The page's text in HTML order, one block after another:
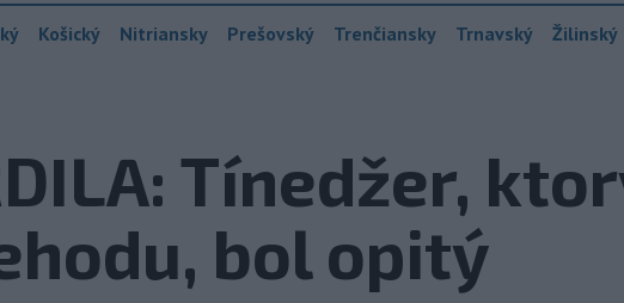
Košický Nitriansky Prešovský Trenčiansky Trnavský Žilinský
Tínedžer,
bol opitý